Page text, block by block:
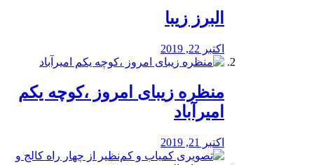
البرز زیبا
اکتبر 22, 2019
منظره‌‌ زیبای امروز ،کوچه یکم
امیرآباد
اکتبر 21, 2019